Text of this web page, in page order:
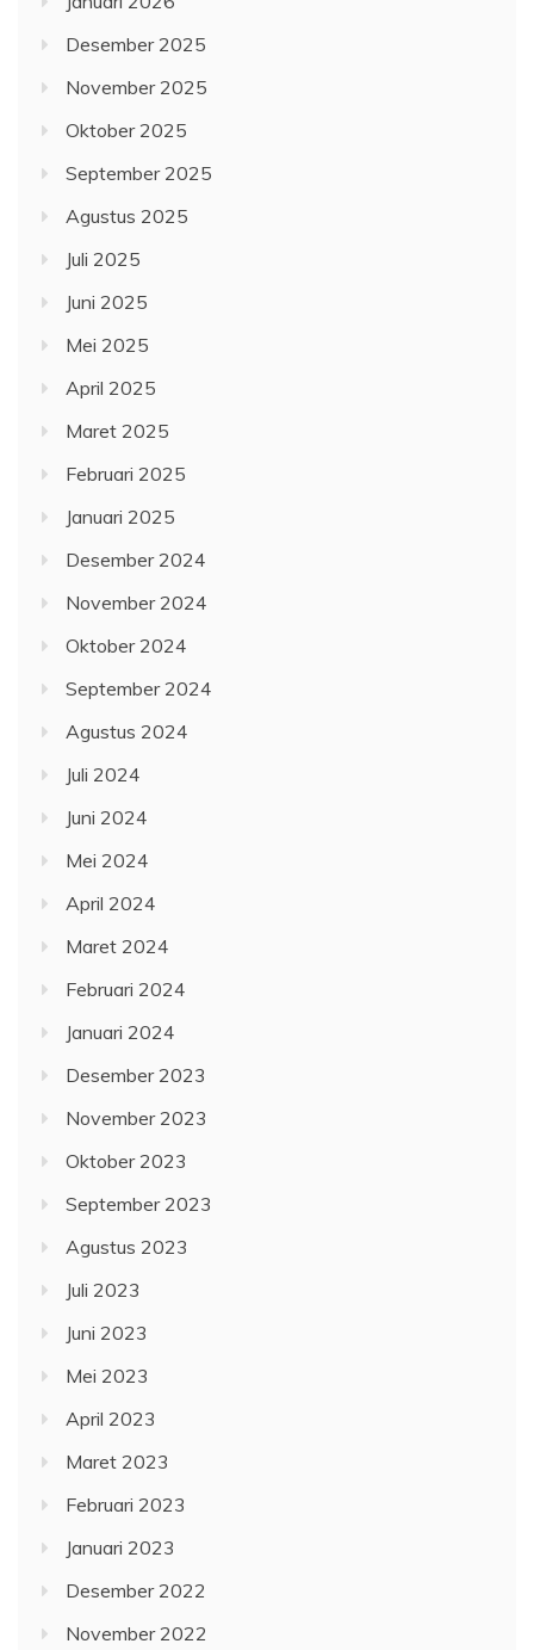
Desember 2025
November 2025
Oktober 2025
September 2025
Agustus 2025
Juli 2025
Juni 2025
Mei 2025
April 2025
Maret 2025
Februari 2025
Januari 2025
Desember 2024
November 2024
Oktober 2024
September 2024
Agustus 2024
Juli 2024
Juni 2024
Mei 2024
April 2024
Maret 2024
Februari 2024
Januari 2024
Desember 2023
November 2023
Oktober 2023
September 2023
Agustus 2023
Juli 2023
Juni 2023
Mei 2023
April 2023
Maret 2023
Februari 2023
Januari 2023
Desember 2022
November 2022